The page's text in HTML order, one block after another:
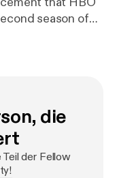
season of
show recap
die
der Fellow